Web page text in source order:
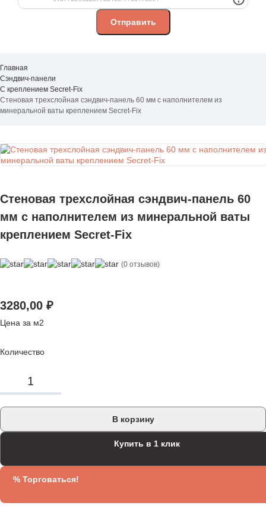
Главная
Сэндвич-панели
С креплением Secret-Fix
Стеновая трехслойная сэндвич-панель 60 мм с наполнителем из
минеральной ваты креплением Secret-Fix
Стеновая трехслойная сэндвич-панель 60
мм с наполнителем из минеральной ваты
креплением Secret-Fix
(0 отзывов)
3280,00 ₽
Цена за м2
Количество
В корзину
Купить в 1 клик
% Торговаться!